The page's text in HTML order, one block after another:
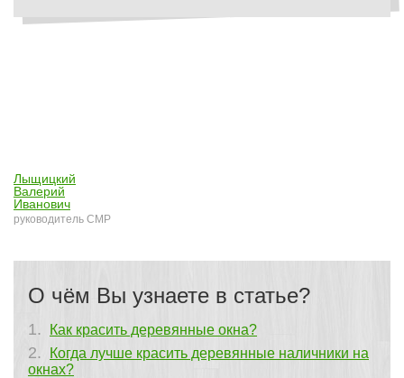
Лыщицкий
Валерий
Иванович
руководитель СМР
О чём Вы узнаете в статье?
Как красить деревянные окна?
Когда лучше красить деревянные наличники на
окнах?